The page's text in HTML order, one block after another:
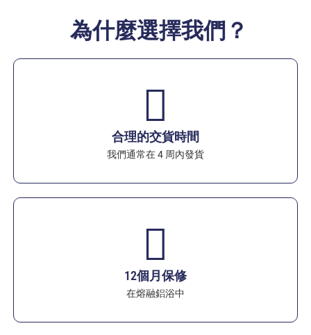
為什麼選擇我們？
合理的交貨時間
我們通常在 4 周內發貨
12個月保修
在熔融鋁浴中